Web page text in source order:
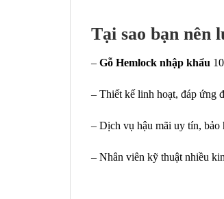
Tại sao bạn nên
– Gỗ Hemlock nhập khẩu
– Thiết kế linh hoạt, đáp ứng
– Dịch vụ hậu mãi uy tín, bảo
– Nhân viên kỹ thuật nhiều